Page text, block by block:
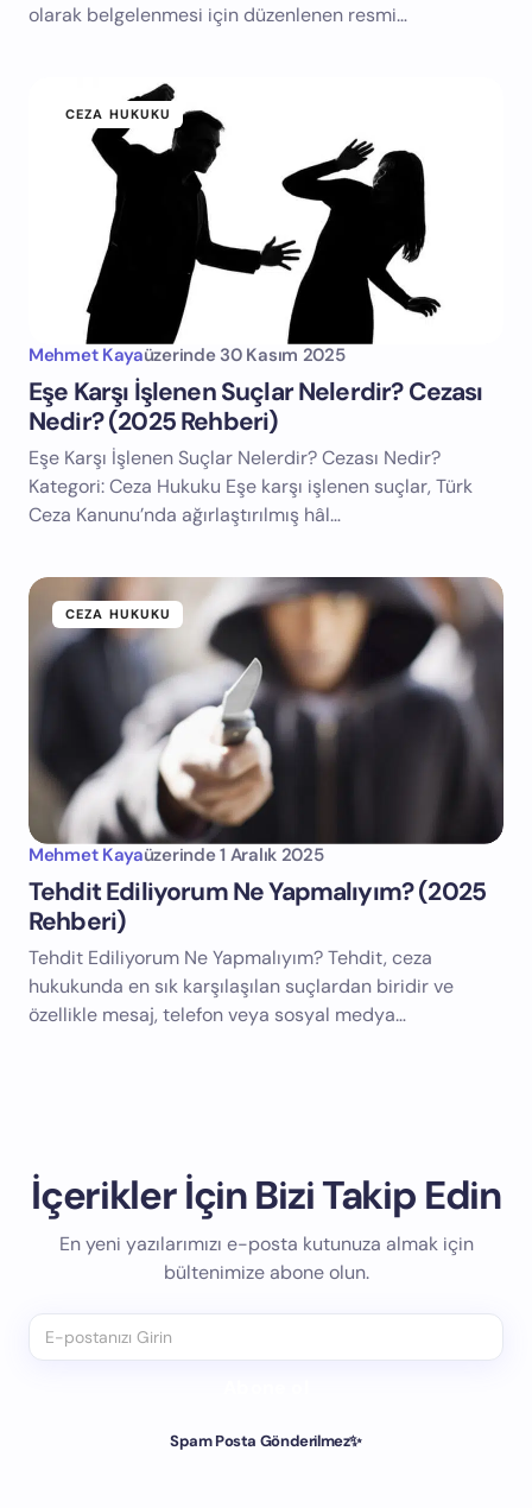
olarak belgelenmesi için düzenlenen resmi…
CEZA HUKUKU
Mehmet Kayaüzerinde 30 Kasım 2025
Eşe Karşı İşlenen Suçlar Nelerdir? Cezası
Nedir? (2025 Rehberi)
Eşe Karşı İşlenen Suçlar Nelerdir? Cezası Nedir?
Kategori: Ceza Hukuku Eşe karşı işlenen suçlar, Türk
Ceza Kanunu’nda ağırlaştırılmış hâl…
CEZA HUKUKU
Mehmet Kayaüzerinde 1 Aralık 2025
Tehdit Ediliyorum Ne Yapmalıyım? (2025
Rehberi)
Tehdit Ediliyorum Ne Yapmalıyım? Tehdit, ceza
hukukunda en sık karşılaşılan suçlardan biridir ve
özellikle mesaj, telefon veya sosyal medya…
İçerikler İçin Bizi Takip Edin
En yeni yazılarımızı e-posta kutunuza almak için
bültenimize abone olun.
Spam Posta Gönderilmez✨